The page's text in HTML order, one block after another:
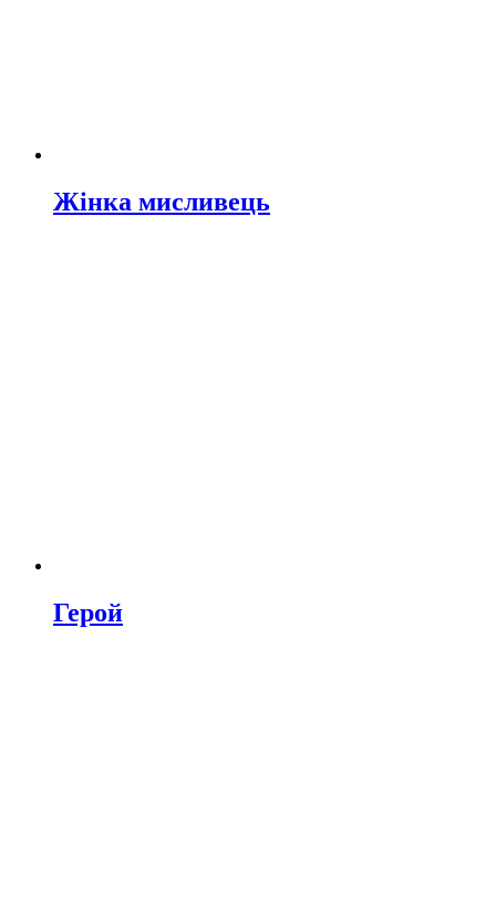
Жінка мисливець
Герой